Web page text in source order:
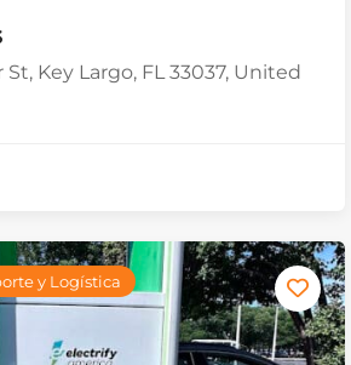
Key Largo, FL 33037, United
y Logística